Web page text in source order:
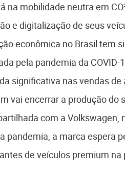
na mobilidade neutra em
e digitalização de seus
econômica no Brasil tem
pela pandemia da COVID-
significativa nas vendas
vai encerrar a produção do
com a Volkswagen,
pandemia, a marca espera
de veículos premium na